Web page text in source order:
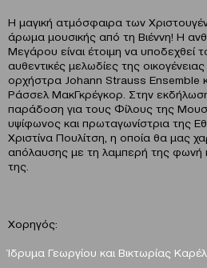
Η μαγική ατμόσφαιρα των
άρωμα μουσικής από τη Βιέννη! Η
Μεγάρου είναι έτοιμη να υποδεχθεί
αυθεντικές μελωδίες της
ορχήστρα Johann Strauss Ensemble
Ράσσελ ΜακΓκρέγκορ. Στην
παράδοση για τους Φίλους της
υψίφωνος και πρωταγωνίστρια της
Χριστίνα Πουλίτση, η οποία θα μας
απόλαυσης με τη λαμπερή της φωνή
της.
Χορηγός:
Ίδρυμα Γεωργίου και Βικτωρίας